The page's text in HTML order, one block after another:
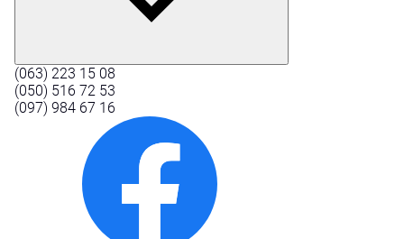
(063) 223 15 08
(050) 516 72 53
(097) 984 67 16